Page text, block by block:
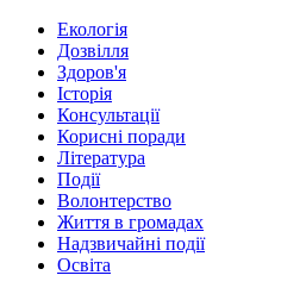
Екологія
Дозвілля
Здоров'я
Історія
Консультації
Корисні поради
Література
Події
Волонтерство
Життя в громадах
Надзвичайні події
Освіта